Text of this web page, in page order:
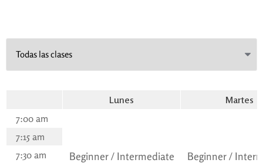
Lunes
Martes
7:00 am
Beginner / Intermediate Beginner /
7:15 am
7:30 am